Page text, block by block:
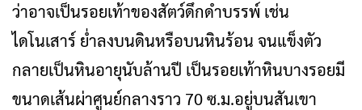
ว่าอาจเป็นรอยเท้าของสัตว์ดึกดำบรรพ์ เช่น
ไดโนเสาร์ ย่ำลงบนดินหรือบนหินร้อน จนแข็งตัว
กลายเป็นหินอายุนับล้านปี เป็นรอยเท้าหินบางรอยมี
ขนาดเส้นผ่าศูนย์กลางราว 70 ซ.ม.อยู่บนสันเขา